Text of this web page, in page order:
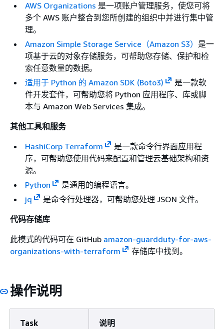
AWS Organizations 是一项账户管理服务，使您可将
多个 AWS 账户整合到您所创建的组织中并进行集中管
理。
Amazon Simple Storage Service（Amazon S3） 是一
项基于云的对象存储服务，可帮助您存储、保护和检
索任意数量的数据。
适用于 Python 的 Amazon SDK (Boto3)
是一款软
件开发套件，可帮助您将 Python 应用程序、库或脚
本与 Amazon Web Services 集成。
其他工具和服务
HashiCorp Terraform
是一款命令行界面应用程
序，可帮助您使用代码来配置和管理云基础架构和资
源。
Python
是通用的编程语言。
jq
是命令行处理器，可帮助您处理 JSON 文件。
代码存储库
此模式的代码可在 GitHub amazon-guardduty-for-aws-
organizations-with-terraform
存储库中找到。
操作说明
Task 说明